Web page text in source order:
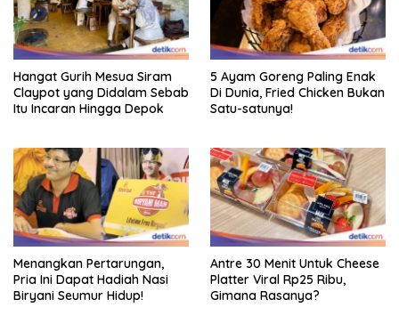
Hangat Gurih Mesua Siram
Claypot yang Didalam Sebab
Itu Incaran Hingga Depok
5 Ayam Goreng Paling Enak
Di Dunia, Fried Chicken Bukan
Satu-satunya!
Menangkan Pertarungan,
Pria Ini Dapat Hadiah Nasi
Biryani Seumur Hidup!
Antre 30 Menit Untuk Cheese
Platter Viral Rp25 Ribu,
Gimana Rasanya?